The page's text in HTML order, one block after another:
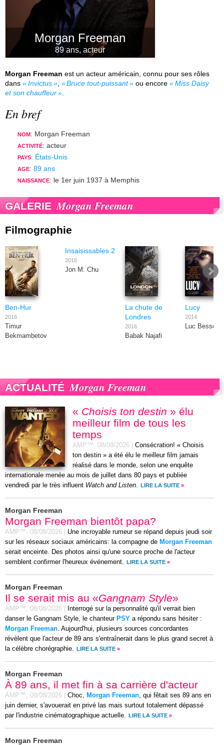
Morgan Freeman
89 ans, acteur
Morgan Freeman est un acteur américain, connu pour ses rôles
dans
Invictus , Bruce tout-puissant ou encore
Miss Daisy
et son chauffeur
.
En bref
NOM : Morgan Freeman
ACTIVITÉ: acteur
PAYS: États-Unis
AGE: 89 ans
NAISSANCE: le 1er juin 1937 à Memphis
GALERIE Morgan Freeman
Filmographie
Ben-Hur
2016
Timur
Bekmambetov
Insaisissables 2
2016
Jon M. Chu
La chute de
Londres
2016
Babak Najafi
Lucy
2014
Luc Besson
ACTUALITÉ Morgan Freeman
« Choisis ton destin » élu
meilleur film de tous les
temps
AMP™, 08/08/2026
Consécration! « Choisis
ton destin » a été élu le meilleur film jamais
réalisé dans le monde, selon une enquête
internationale menée au mois de juillet dans 80 pays et publiée
vendredi par le très influent Watch and Listen. LIRE LA SUITE »
Morgan Freeman
Morgan Freeman bientôt papa?
AMP™, 08/08/2026
Une incroyable rumeur se répand depuis jeudi soir
sur les réseaux sociaux américains: la compagne de Morgan Freeman
serait enceinte. Des photos ainsi qu'une source proche de l'acteur
semblent confirmer l'heureux événement.
LIRE LA SUITE »
Morgan Freeman
Il se serait mis au «Gangnam Style»
AMP™, 08/08/2026
Interrogé sur la personnalité qu'il verrait bien
danser le Gangnam Style, le chanteur PSY a répondu sans hésiter :
Morgan Freeman. Aujourd'hui, plusieurs sources concordantes
révèlent que l'acteur de 89 ans s'entraînerait dans le plus grand secret à
la célèbre chorégraphie.
LIRE LA SUITE »
Morgan Freeman
À 89 ans, il met fin à sa carrière d'acteur
AMP™, 08/08/2026 Choc, Morgan Freeman, qui fêtait ses 89 ans en
juin dernier, s'avouerait en privé las mais surtout totalement dépassé
par l'industrie cinématographique actuelle.
LIRE LA SUITE »
Morgan Freeman